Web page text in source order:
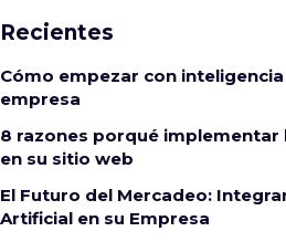
Recientes
Cómo empezar con
empresa
8 razones porqué implementar
en su sitio web
El Futuro del Mercadeo:
Artificial en su Empresa